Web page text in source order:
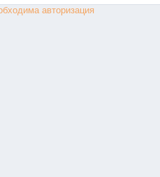
авторизация